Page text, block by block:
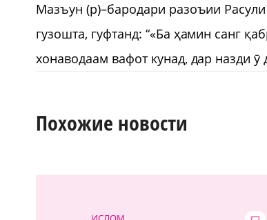
Мазъун (р)–бародари разоъии
гузошта, гуфтанд: “«Ба ҳамин санг
хонаводаам вафот кунад, дар назди
Похожие новости